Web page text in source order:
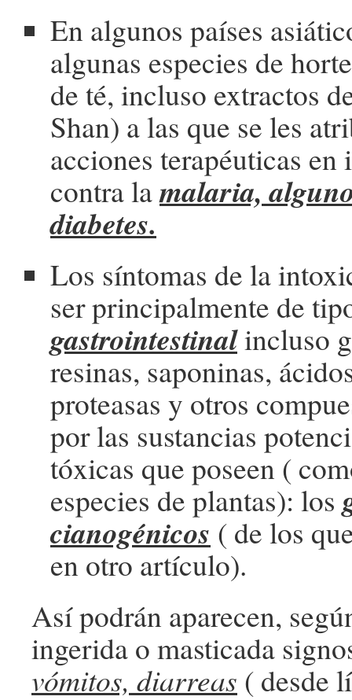
En algunos países
algunas especies de
de té, incluso extractos
Shan) a las que se les
acciones terapéuticas en
contra lamalaria,
diabetes.
Los síntomas de la
ser principalmente de
gastrointestinalincluso
resinas, saponinas,
proteasas y otros
por las sustancias
tóxicas que poseen (
especies de plantas): los
cianogénicos ( de los
en otro artículo).
Así podrán aparecen,
ingerida o masticada
vómitos, diarreas ( desde